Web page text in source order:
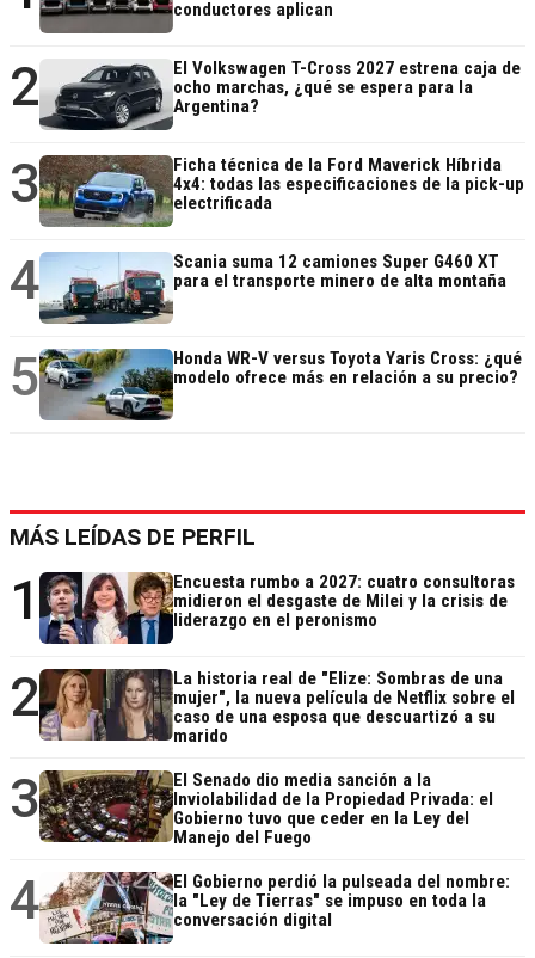
conductores aplican
2
El Volkswagen T-Cross 2027 estrena caja de
ocho marchas, ¿qué se espera para la
Argentina?
3
Ficha técnica de la Ford Maverick Híbrida
4x4: todas las especificaciones de la pick-up
electrificada
4
Scania suma 12 camiones Super G460 XT
para el transporte minero de alta montaña
5
Honda WR-V versus Toyota Yaris Cross: ¿qué
modelo ofrece más en relación a su precio?
MÁS LEÍDAS DE PERFIL
1
Encuesta rumbo a 2027: cuatro consultoras
midieron el desgaste de Milei y la crisis de
liderazgo en el peronismo
2
La historia real de "Elize: Sombras de una
mujer", la nueva película de Netflix sobre el
caso de una esposa que descuartizó a su
marido
3
El Senado dio media sanción a la
Inviolabilidad de la Propiedad Privada: el
Gobierno tuvo que ceder en la Ley del
Manejo del Fuego
4
El Gobierno perdió la pulseada del nombre:
la "Ley de Tierras" se impuso en toda la
conversación digital